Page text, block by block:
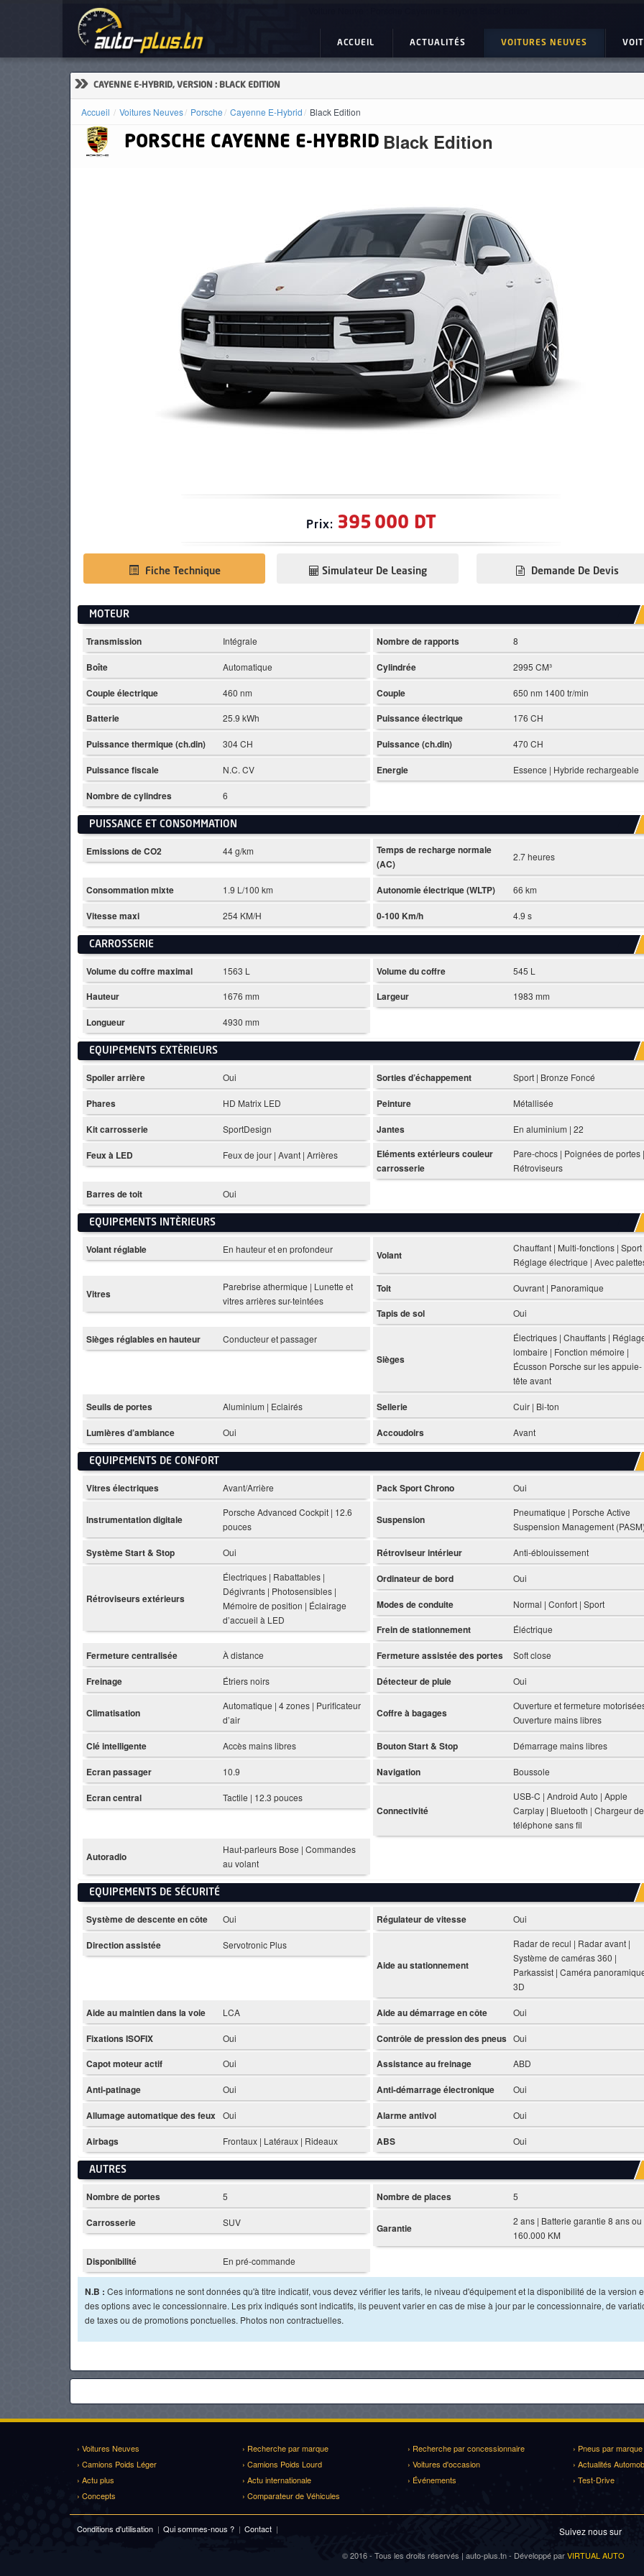
ACCUEIL ACTUALITÉS VOITURES NEUVES
» CAYENNE E-HYBRID, VERSION : BLACK EDITION
Accueil Voitures Neuves Porsche Cayenne E-Hybrid Black Edition
PORSCHE CAYENNE E-HYBRID Black Edition
Prix: 395 000 DT
Fiche Technique Demande De Devis
Simulateur De Leasing
MOTEUR
Transmission Intégrale Nombre de rapports 8
Boîte Automatique Cylindrée 2995 CM³
Couple électrique 460 nm Couple 650 nm 1400 tr/min
Batterie 25.9 kWh Puissance électrique 176 CH
Puissance thermique (ch.din) 304 CH Puissance (ch.din) 470 CH
Puissance fiscale N.C. CV Energie Essence | Hybride rechargeable
Nombre de cylindres 6
PUISSANCE ET CONSOMMATION
Emissions de CO2 44 g/km
Temps de recharge normale
(AC)
2.7 heures
Consommation mixte 1.9 L/100 km Autonomie électrique (WLTP) 66 km
Vitesse maxi 254 KM/H 0-100 Km/h 4.9 s
CARROSSERIE
Volume du coffre maximal 1563 L Volume du coffre 545 L
Hauteur 1676 mm Largeur 1983 mm
Longueur 4930 mm
EQUIPEMENTS EXTÈRIEURS
Spoiler arrière Oui Sorties d’échappement Sport | Bronze Foncé
Phares HD Matrix LED Peinture Métallisée
Kit carrosserie SportDesign Jantes En aluminium | 22
Feux à LED Feux de jour | Avant | Arrières
Eléments extérieurs couleur
carrosserie
Pare-chocs | Poignées de portes |
Rétroviseurs
Barres de toit Oui
EQUIPEMENTS INTÈRIEURS
Volant réglable En hauteur et en profondeur Volant
Chauffant | Multi-fonctions | Sport
Réglage électrique | Avec
Vitres
Parebrise athermique | Lunette et
vitres arrières sur-teintées
Toit Ouvrant | Panoramique
Tapis de sol Oui
Sièges réglables en hauteur Conducteur et passager
Sièges
Électriques | Chauffants |
lombaire | Fonction mémoire |
Écusson Porsche sur les appuie-
tête avant
Seuils de portes Aluminium | Eclairés Sellerie Cuir | Bi-ton
Lumières d’ambiance Oui Accoudoirs Avant
EQUIPEMENTS DE CONFORT
Vitres électriques Avant/Arrière Pack Sport Chrono Oui
Instrumentation digitale
Porsche Advanced Cockpit | 12.6
pouces
Suspension
Pneumatique | Porsche Active
Suspension Management
Système Start & Stop Oui Rétroviseur intérieur Anti-éblouissement
Rétroviseurs extérieurs
Électriques | Rabattables |
Dégivrants | Photosensibles |
Mémoire de position | Éclairage
d’accueil à LED
Ordinateur de bord Oui
Modes de conduite Normal | Confort | Sport
Frein de stationnement Éléctrique
Fermeture centralisée À distance Fermeture assistée des portes Soft close
Freinage Étriers noirs Détecteur de pluie Oui
Climatisation
Automatique | 4 zones | Purificateur
d’air
Coffre à bagages
Ouverture et fermeture
Ouverture mains libres
Clé intelligente Accès mains libres Bouton Start & Stop Démarrage mains libres
Ecran passager 10.9 Navigation Boussole
Ecran central Tactile | 12.3 pouces
Connectivité
USB-C | Android Auto | Apple
Carplay | Bluetooth | Chargeur de
téléphone sans fil
Autoradio
Haut-parleurs Bose | Commandes
au volant
EQUIPEMENTS DE SÉCURITÉ
Système de descente en côte Oui Régulateur de vitesse Oui
Direction assistée Servotronic Plus
Aide au stationnement
Radar de recul | Radar avant |
Système de caméras 360 |
Parkassist | Caméra
3D
Aide au maintien dans la voie LCA Aide au démarrage en côte Oui
Fixations ISOFIX Oui Contrôle de pression des pneus Oui
Capot moteur actif Oui Assistance au freinage ABD
Anti-patinage Oui Anti-démarrage électronique Oui
Allumage automatique des feux Oui Alarme antivol Oui
Airbags Frontaux | Latéraux | Rideaux ABS Oui
AUTRES
Nombre de portes 5 Nombre de places 5
Carrosserie SUV Garantie
2 ans | Batterie garantie 8 ans ou
160.000 KM
Disponibilité En pré-commande
N.B : Ces informations ne sont données qu'à titre indicatif, vous devez vérifier les tarifs, le niveau d'équipement et la disponibilité de la version
des options avec le concessionnaire. Les prix indiqués sont indicatifs, ils peuvent varier en cas de mise à jour par le concessionnaire, de
de taxes ou de promotions ponctuelles. Photos non contractuelles.
› Voitures Neuves › Recherche par marque › Recherche par concessionnaire
› Pneus par marque
› Camions Poids Léger
› Camions Poids Lourd › Voitures d'occasion
› Actualités
› Actu plus
› Actu internationale › Événements
› Test-Drive
› Concepts
› Comparateur de Véhicules
Conditions d'utilisation | Qui sommes-nous ? | Contact | Suivez nous sur
© 2016 - Tous les droits réservés | auto-plus.tn - Développé parVIRTUAL AUTO
ACTUALITÉS